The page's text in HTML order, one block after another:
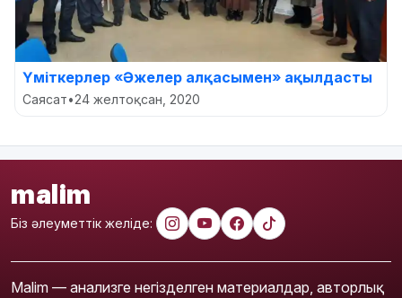
Үміткерлер «Әжелер алқасымен» ақылдасты
Саясат•24 желтоқсан, 2020
malim
Біз әлеуметтік желіде:
Malim — анализге негізделген материалдар, авторлық